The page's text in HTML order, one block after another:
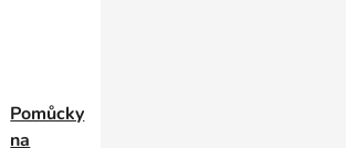
Pomůcky
na